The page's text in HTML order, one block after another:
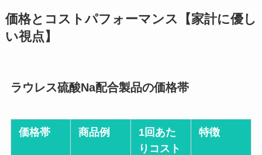
価格とコストパフォーマンス【家計に優し
い視点】
ラウレス硫酸Na配合製品の価格帯
価格帯 商品例
1回あた
りコスト
特徴